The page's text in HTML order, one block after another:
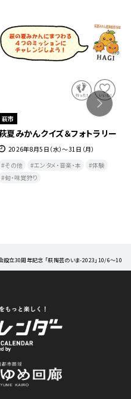
萩市
夏みかんクイズ＆フォトラリー
2026年8月5日（水）～31日（月）
その他
エンタメ・音楽・本
体験
旬・味覚狩り
設立30周年記念 「萩陶芸のいま-2023」10/6～10